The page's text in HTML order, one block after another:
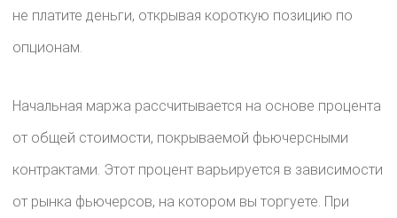
не платите деньги, открывая короткую позицию по
опционам.
Начальная маржа рассчитывается на основе процента
от общей стоимости, покрываемой фьючерсными
контрактами. Этот процент варьируется в зависимости
от рынка фьючерсов, на котором вы торгуете. При